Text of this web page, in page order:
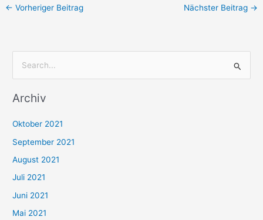
← Vorheriger Beitrag Nächster Beitrag →
c
n
n
a
c
h
Archiv
Oktober 2021
September 2021
August 2021
Juli 2021
Juni 2021
Mai 2021